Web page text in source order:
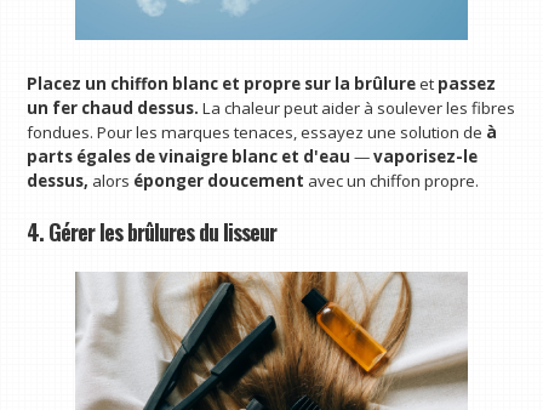
Placez un chiffon blanc et propre sur la brûlureet passez
un fer chaud dessus.La chaleur peut aider à soulever les fibres
fondues. Pour les marques tenaces, essayez une solution de à
parts égales de vinaigre blanc et d'eau —vaporisez-le
dessus, alors éponger doucement avec un chiffon propre.
4. Gérer les brûlures du lisseur